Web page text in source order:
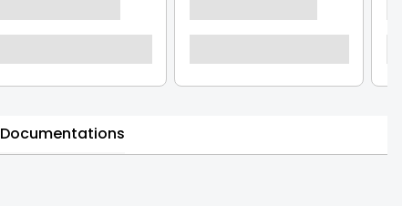
Documentations